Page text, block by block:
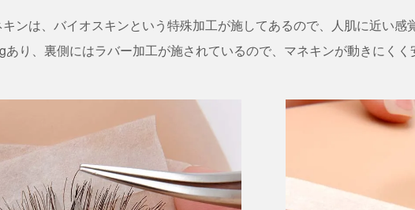
ンは、バイオスキンという特殊加工が施してあるので、人肌に近い
あり、裏側にはラバー加工が施されているので、マネキンが動きにくく